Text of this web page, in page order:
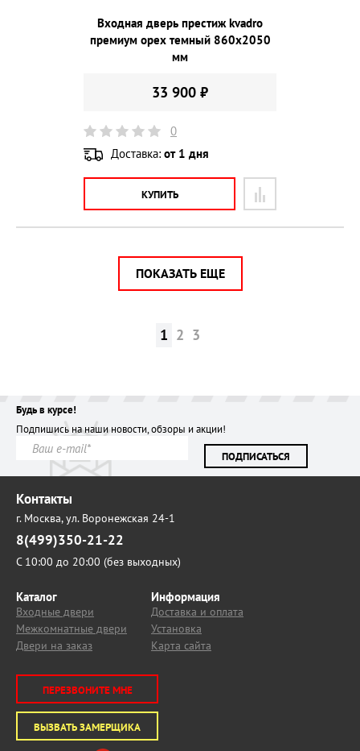
Входная дверь престиж kvadro
премиум орех темный 860х2050
мм
33 900 ₽
0
Доставка: от 1 дня
КУПИТЬ
ПОКАЗАТЬ ЕЩЕ
1 2 3
Будь в курсе!
Подпишись на наши новости, обзоры и акции!
ПОДПИСАТЬСЯ
Контакты
г. Москва,ул. Воронежская 24-1
8(499)350-21-22
С 10:00 до 20:00 (без выходных)
Каталог
Входные двери
Межкомнатные двери
Двери на заказ
Информация
Доставка и оплата
Установка
Карта сайта
ПЕРЕЗВОНИТЕ МНЕ
ВЫЗВАТЬ ЗАМЕРЩИКА